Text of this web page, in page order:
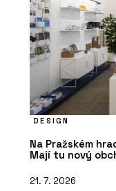
DESIGN
Na Pražském
Mají tu nový
21. 7. 2026